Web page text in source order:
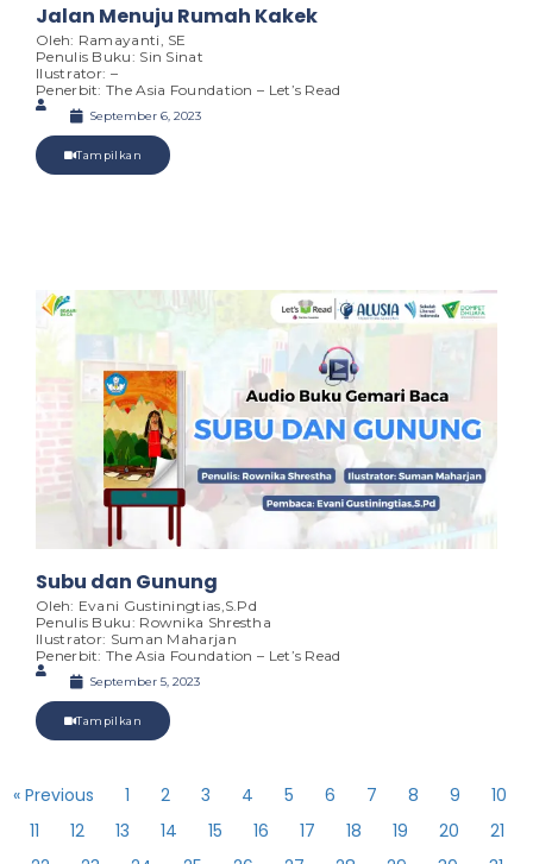
Jalan Menuju Rumah Kakek
Oleh: Ramayanti, SE
Penulis Buku: Sin Sinat
Ilustrator: –
Penerbit: The Asia Foundation – Let’s Read
September 6, 2023
Tampilkan
Subu dan Gunung
Oleh: Evani Gustiningtias,S.Pd
Penulis Buku: Rownika Shrestha
Ilustrator: Suman Maharjan
Penerbit: The Asia Foundation – Let’s Read
September 5, 2023
Tampilkan
« Previous 1 2 3 4 5 6 7 8 9
10
11
12 13 14 15 16 17 18 19 20
21